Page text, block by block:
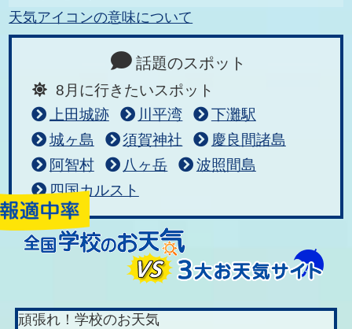
天気アイコンの意味について
話題のスポット
8月に行きたいスポット
上田城跡
川平湾
下灘駅
城ヶ島
須賀神社
慶良間諸島
阿智村
八ヶ岳
波照間島
四国カルスト
頑張れ！学校のお天気